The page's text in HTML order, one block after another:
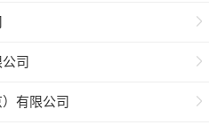
司
有限公司